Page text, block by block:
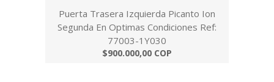
Puerta Trasera Izquierda Picanto Ion
Segunda En Optimas Condiciones Ref:
77003-1Y030
$900.000,00 COP